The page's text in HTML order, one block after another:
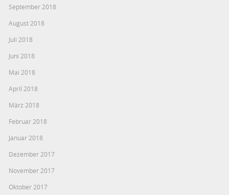
September 2018
August 2018
Juli 2018
Juni 2018
Mai 2018
April 2018
März 2018
Februar 2018
Januar 2018
Dezember 2017
November 2017
Oktober 2017